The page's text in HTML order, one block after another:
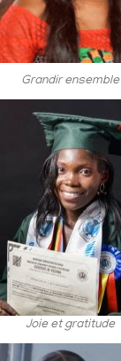
Grandir ensemble
Joie et gratitude